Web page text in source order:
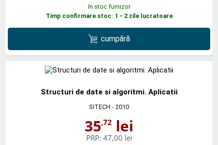
In stoc furnizor
Timp confirmare stoc: 1 - 2 zile lucratoare
cumpără
Structuri de date si algoritmi. Aplicatii
SITECH - 2010
35,72 lei
PRP: 47,00 lei